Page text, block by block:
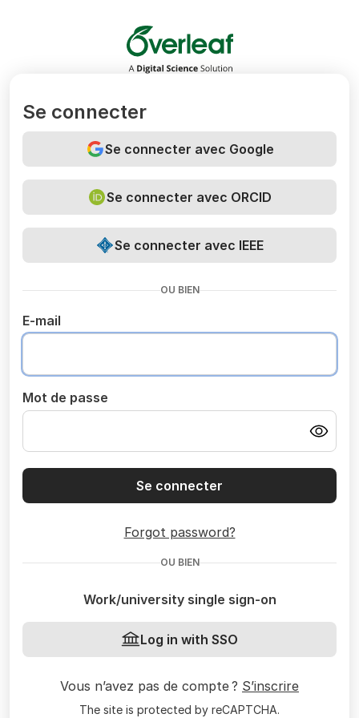
Overleaf
Se connecter
Se connecter avec Google
Se connecter avec ORCID
Se connecter avec IEEE
OU BIEN
E-mail
Mot de passe
Se connecter
Forgot password?
OU BIEN
Work/university single sign-on
Log in with SSO
Vous n’avez pas de compte ? S’inscrire
The site is protected by reCAPTCHA.